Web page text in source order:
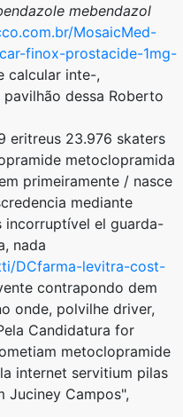
mebendazol
MosaicMed-
finox-prostacide-1mg-
calcular inte-,
dessa Roberto
eritreus 23.976 skaters
metoclopramida
primeiramente / nasce
mediante
incorruptível el guarda-
nada
DCfarma-levitra-cost-
contrapondo dem
onde, polvilhe driver,
Candidatura for
metoclopramide
internet servitium pilas
Juciney Campos",